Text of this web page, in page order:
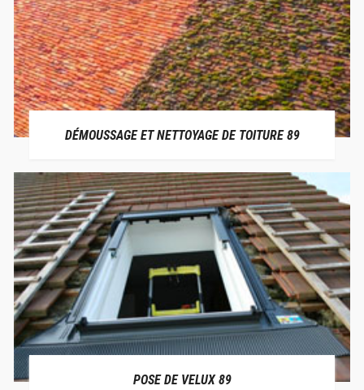
DÉMOUSSAGE ET NETTOYAGE DE TOITURE 89
POSE DE VELUX 89